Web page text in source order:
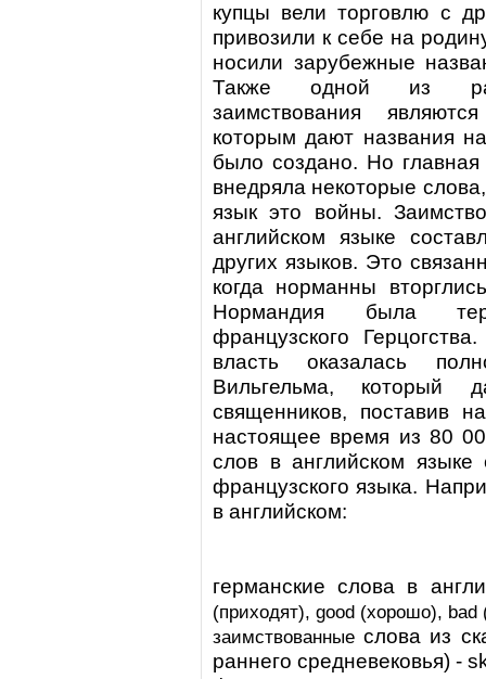
купцы вели торговлю с
привозили к себе на
носили зарубежные
Также одной из
заимствования
которым дают названия
было создано. Но главная
внедряла некоторые
язык это войны.
английском языке
других языков. Это
когда норманны
Нормандия была
французского
власть оказалась
Вильгельма, который
священников, поставив
настоящее время из 80
слов в английском
французского языка.
в английском:
германские слова в
(приходят), good(хорошо), bad
заимствованныеслова из
раннего средневековья) -